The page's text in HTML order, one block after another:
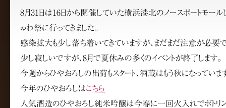
8月31日は16日から開催していた横浜港北のノースポートモール
ゅわ祭に行ってきました。
感染拡大も少し落ち着いてきていますが、まだまだ注意が必要
少し寂しいですが、8月で夏休みの多くのイベントが終了します。
今週からひやおろしの出荷もスタート、酒蔵はもう秋になっていま
今年のひやおろしはこちら
人気酒造のひやおろし純米吟醸は今春に一回火入れでボトリン